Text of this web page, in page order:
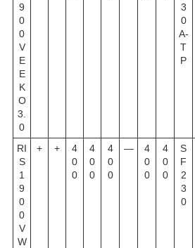
9
0
0
V
E
E
K
O
3.
0
3
0
A-
T
P
RI
S
1
9
0
0
V
W
+ +
4
0
0
4
0
0
4
0
0
—
4
0
0
4
0
0
S
F
2
3
0